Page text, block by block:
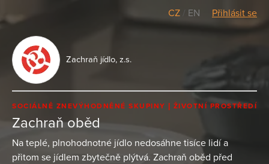
CZ / EN Přihlásit se
Zachraň jídlo, z.s.
SOCIÁLNĚ ZNEVÝHODNĚNÉ SKUPINY ŽIVOTNÍ PROSTŘEDÍ
Zachraň oběd
Na teplé, plnohodnotné jídlo nedosáhne tisíce lidí a
přitom se jídlem zbytečně plýtvá. Zachraň oběd před